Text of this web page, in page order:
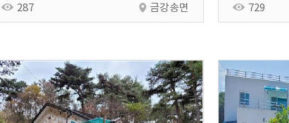
287 금강송면 729